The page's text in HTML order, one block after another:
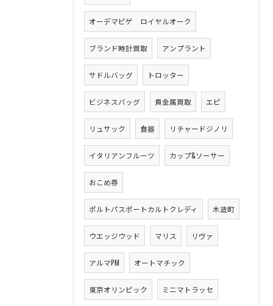
オーデマピゲ ロイヤルオーク
ブランド時計買取 アンプラント
サドルバッグ トロッター
ビジネスバッグ 貴金属買取 エピ
リュサック 食器 リチャードジノリ
イタリアンフルーツ カップ&ソーサー
おこめ券
ポルトパスポートカルトクレディ 木造町
ウエッジウッド マリス リヴァ
アルマPM オートマチック
東京オリンピック ミニマトラッセ